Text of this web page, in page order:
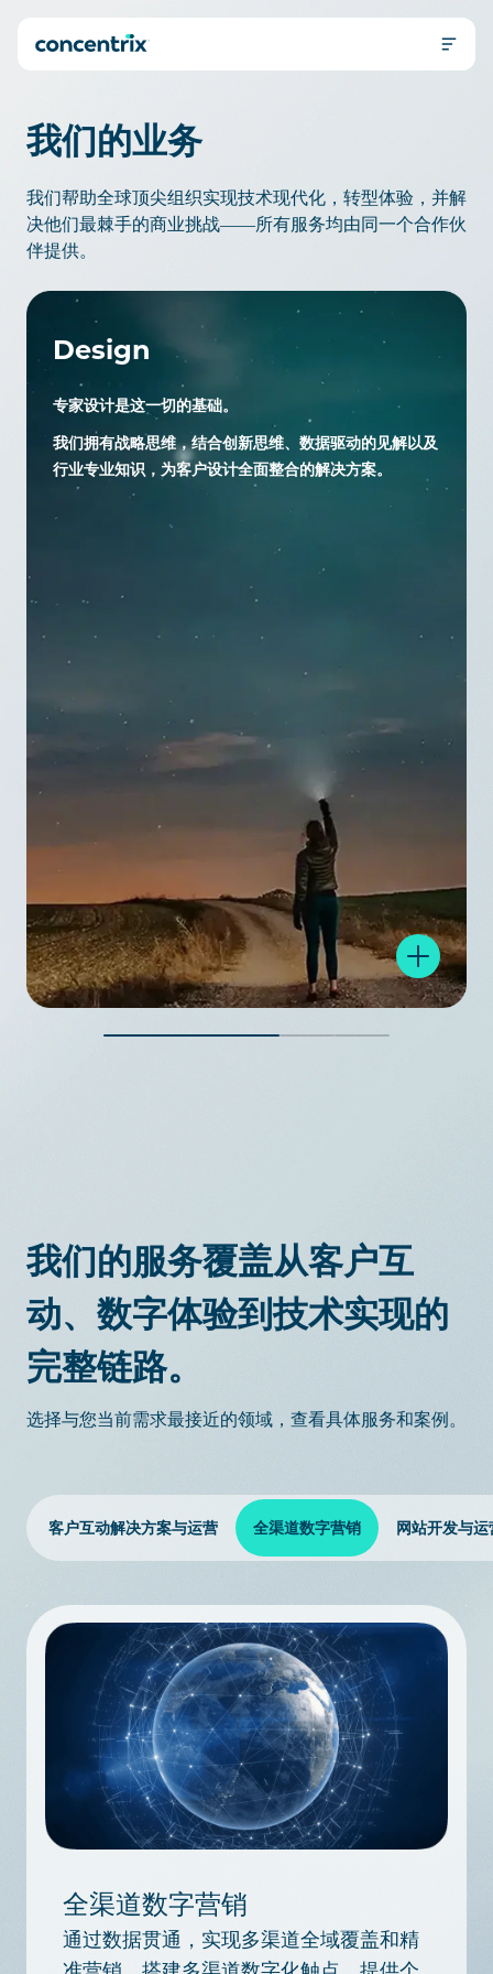
我们的业务
客户互动解决方案与运营
全渠道数字营销
人工智能解决方案
B2B销售 即将推出！
标注业务 即将推出！
iX 产品套件
iX Hero
关于我们
招贤纳士
联系我们
电话 +86 400-811-3499
我们的业务
我们帮助全球顶尖组织实现技术现代化，转型体验，并解
决他们最棘手的商业挑战——所有服务均由同一个合作伙
伴提供。
Design
专家设计是这一切的基础。
我们拥有战略思维，结合创新思维、数据驱动的见解以及
行业专业知识，为客户设计全面整合的解决方案。
我们的服务覆盖从客户互
动、数字体验到技术实现的
完整链路。
选择与您当前需求最接近的领域，查看具体服务和案例。
客户互动解决方案与运营 全渠道数字营销 网站开发与运
全渠道数字营销
通过数据贯通，实现多渠道全域覆盖和精